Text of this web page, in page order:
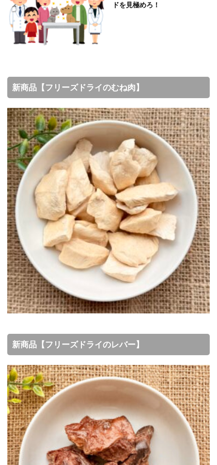
ドを見極めろ！
新商品【フリーズドライのむね肉】
新商品【フリーズドライのレバー】